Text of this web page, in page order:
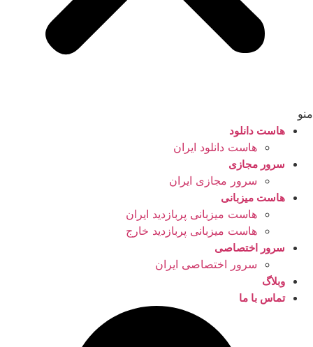
منو
هاست دانلود
هاست دانلود ایران
سرور مجازی
سرور مجازی ایران
هاست میزبانی
هاست میزبانی پربازدید ایران
هاست میزبانی پربازدید خارج
سرور اختصاصی
سرور اختصاصی ایران
وبلاگ
تماس با ما